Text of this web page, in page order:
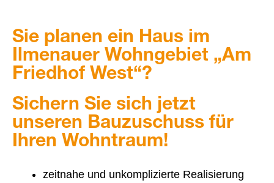
Sie planen ein Haus im
Ilmenauer Wohngebiet „Am
Friedhof West“?
Sichern Sie sich jetzt
unseren Bauzuschuss für
Ihren Wohntraum!
zeitnahe und unkomplizierte Realisierung